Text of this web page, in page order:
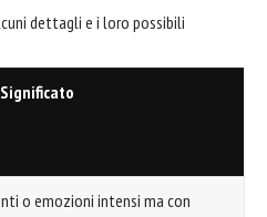
dettagli e i loro possibili
o emozioni intensi ma con